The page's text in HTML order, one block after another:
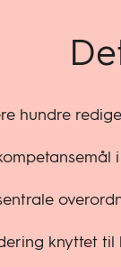
hundre
knyttet til